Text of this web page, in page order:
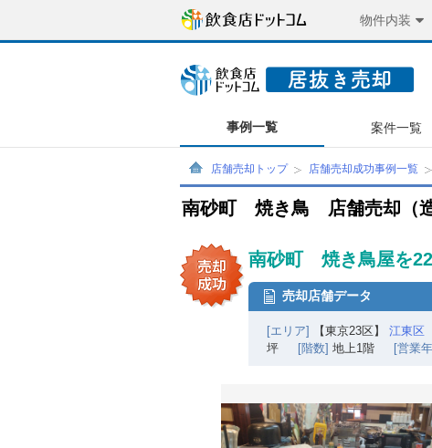
物件内装
事例一覧 案件一覧
店舗売却トップ 店舗売却成功事例一覧
南砂町 焼き鳥 店舗売却（
南砂町 焼き鳥屋を
売却店舗データ
[エリア] 【東京23区】 江東区
坪
[階数] 地上1階 [営業